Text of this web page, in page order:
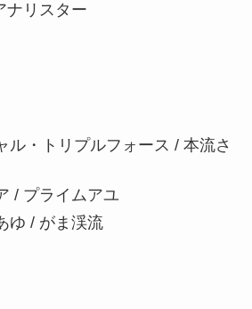
ナリスター
ル・トリプルフォース / 本流さ
/ プライムアユ
ゆ / がま渓流